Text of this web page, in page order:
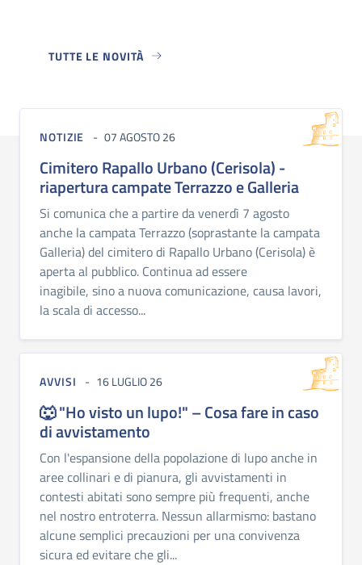
TUTTE LE NOVITÀ
NOTIZIE 07 AGOSTO 26
Cimitero Rapallo Urbano (Cerisola) -
riapertura campate Terrazzo e Galleria
Si comunica che a partire da venerdì 7 agosto
anche la campata Terrazzo (soprastante la campata
Galleria) del cimitero di Rapallo Urbano (Cerisola) è
aperta al pubblico. Continua ad essere
inagibile, sino a nuova comunicazione, causa lavori,
la scala di accesso...
AVVISI 16 LUGLIO 26
🐺 "Ho visto un lupo!" – Cosa fare in caso
di avvistamento
Con l'espansione della popolazione di lupo anche in
aree collinari e di pianura, gli avvistamenti in
contesti abitati sono sempre più frequenti, anche
nel nostro entroterra. Nessun allarmismo: bastano
alcune semplici precauzioni per una convivenza
sicura ed evitare che gli...